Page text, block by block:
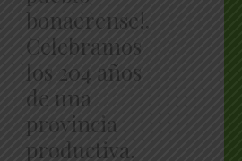
bonaerense!.
Celebramos
los 204 años
de una
provincia
productiva,